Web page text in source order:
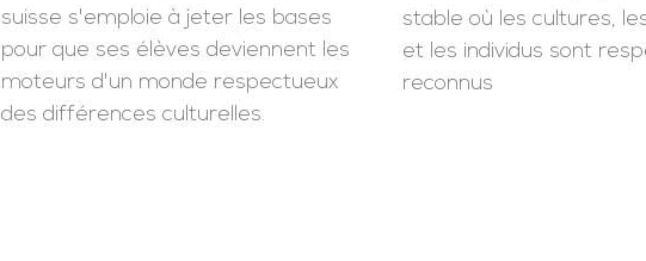
suisse s'emploie à jeter les bases
pour que ses élèves deviennent les
moteurs d'un monde respectueux
des différences culturelles.
stable où les cultures,
et les individus sont
reconnus